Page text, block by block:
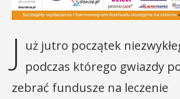
J uż jutro początek
podczas którego gwiazdy
zebrać fundusze na leczenie